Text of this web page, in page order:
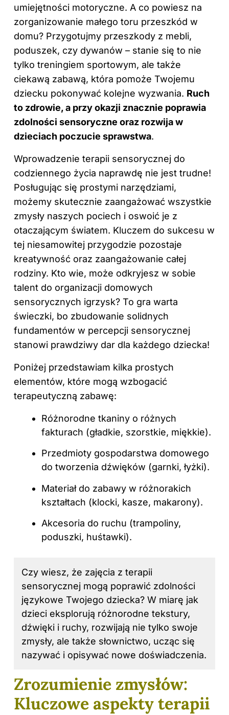
umiejętności motoryczne. A co powiesz na
zorganizowanie małego toru przeszkód w
domu? Przygotujmy przeszkody z mebli,
poduszek, czy dywanów – stanie się to nie
tylko treningiem sportowym, ale także
ciekawą zabawą, która pomoże Twojemu
dziecku pokonywać kolejne wyzwania. Ruch
to zdrowie, a przy okazji znacznie poprawia
zdolności sensoryczne oraz rozwija w
dzieciach poczucie sprawstwa.
Wprowadzenie terapii sensorycznej do
codziennego życia naprawdę nie jest trudne!
Posługując się prostymi narzędziami,
możemy skutecznie zaangażować wszystkie
zmysły naszych pociech i oswoić je z
otaczającym światem. Kluczem do sukcesu w
tej niesamowitej przygodzie pozostaje
kreatywność oraz zaangażowanie całej
rodziny. Kto wie, może odkryjesz w sobie
talent do organizacji domowych
sensorycznych igrzysk? To gra warta
świeczki, bo zbudowanie solidnych
fundamentów w percepcji sensorycznej
stanowi prawdziwy dar dla każdego dziecka!
Poniżej przedstawiam kilka prostych
elementów, które mogą wzbogacić
terapeutyczną zabawę:
Różnorodne tkaniny o różnych
fakturach (gładkie, szorstkie, miękkie).
Przedmioty gospodarstwa domowego
do tworzenia dźwięków (garnki, łyżki).
Materiał do zabawy w różnorakich
kształtach (klocki, kasze, makarony).
Akcesoria do ruchu (trampoliny,
poduszki, huśtawki).
Czy wiesz, że zajęcia z terapii
sensorycznej mogą poprawić zdolności
językowe Twojego dziecka? W miarę jak
dzieci eksplorują różnorodne tekstury,
dźwięki i ruchy, rozwijają nie tylko swoje
zmysły, ale także słownictwo, ucząc się
nazywać i opisywać nowe doświadczenia.
Zrozumienie zmysłów:
Kluczowe aspekty terapii